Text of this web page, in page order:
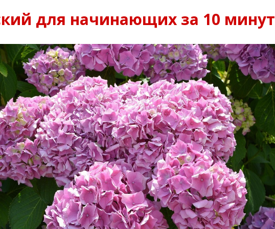
для начинающих за 10 минут